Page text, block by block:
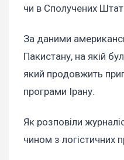
чи в Сполучених
За даними
Пакистану, на якій
який продовжить
програми Ірану.
Як розповіли
чином з логістичних